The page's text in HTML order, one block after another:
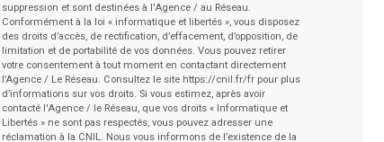
suppression et sont destinées à l'Agence / au Réseau.
Conformément à la loi « informatique et libertés », vous disposez
des droits d’accès, de rectification, d’effacement, d’opposition, de
limitation et de portabilité de vos données. Vous pouvez retirer
votre consentement à tout moment en contactant directement
l’Agence / Le Réseau. Consultez le site https://cnil.fr/frpour plus
d’informations sur vos droits. Si vous estimez, après avoir
contacté l'Agence / le Réseau, que vos droits « Informatique et
Libertés » ne sont pas respectés, vous pouvez adresser une
réclamation à la CNIL. Nous vous informons de l’existence de la